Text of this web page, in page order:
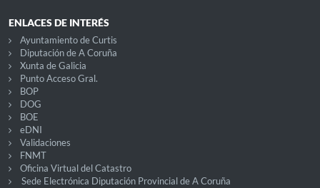
ENLACES DE INTERÉS
Ayuntamiento de Curtis
Diputación de A Coruña
Xunta de Galicia
Punto Acceso Gral.
BOP
DOG
BOE
eDNI
Validaciones
FNMT
Oficina Virtual del Catastro
Sede Electrónica Diputación Provincial de A Coruña